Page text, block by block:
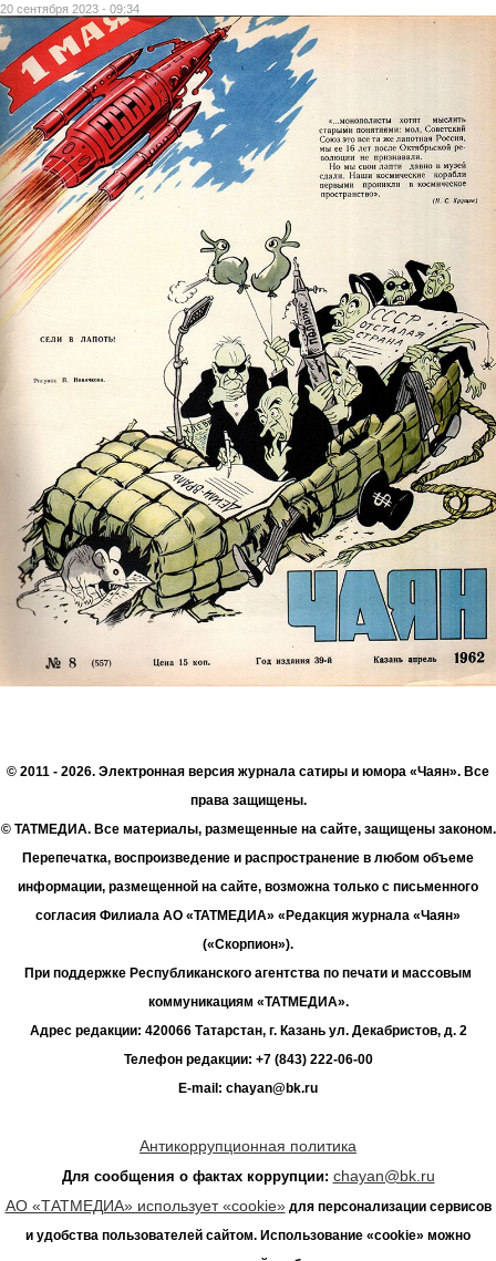
20 сентября 2023 - 09:34
© 2011 - 2026. Электронная версия журнала сатиры и юмора «Чаян». Все
права защищены.
© ТАТМЕДИА. Все материалы, размещенные на сайте, защищены законом.
Перепечатка, воспроизведение и распространение в любом объеме
информации, размещенной на сайте, возможна только с письменного
согласия Филиала АО «ТАТМЕДИА» «Редакция журнала «Чаян»
(«Скорпион»).
При поддержке Республиканского агентства по печати и массовым
коммуникациям «ТАТМЕДИА».
Адрес редакции: 420066 Татарстан, г. Казань ул. Декабристов, д. 2
Телефон редакции: +7 (843) 222-06-00
E-mail: chayan@bk.ru
Антикоррупционная политика
Для сообщения о фактах коррупции: chayan@bk.ru
АО «ТАТМЕДИА» использует «cookie»для персонализации сервисов
и удобства пользователей сайтом. Использование «cookie» можно